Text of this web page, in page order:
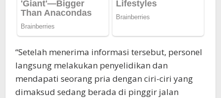
“Setelah menerima informasi tersebut, personel
langsung melakukan penyelidikan dan
mendapati seorang pria dengan ciri-ciri yang
dimaksud sedang berada di pinggir jalan